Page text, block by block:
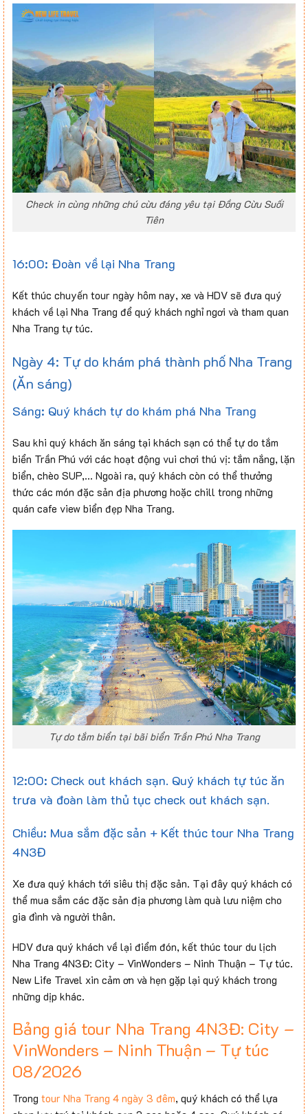
Check in cùng những chú cừu đáng yêu tại Đồng Cừu Suối
Tiên
16:00: Đoàn về lại Nha Trang
Kết thúc chuyến tour ngày hôm nay, xe và HDV sẽ đưa quý
khách về lại Nha Trang để quý khách nghỉ ngơi và tham quan
Nha Trang tự túc.
Ngày 4: Tự do khám phá thành phố Nha Trang
(Ăn sáng)
Sáng: Quý khách tự do khám phá Nha Trang
Sau khi quý khách ăn sáng tại khách sạn có thể tự do tắm
biển Trần Phú với các hoạt động vui chơi thú vị: tắm nắng, lặn
biển, chèo SUP,… Ngoài ra, quý khách còn có thể thưởng
thức các món đặc sản địa phương hoặc chill trong những
quán cafe view biển đẹp Nha Trang.
Tự do tắm biển tại bãi biển Trần Phú Nha Trang
12:00: Check out khách sạn. Quý khách tự túc ăn
trưa và đoàn làm thủ tục check out khách sạn.
Chiều: Mua sắm đặc sản + Kết thúc tour Nha Trang
4N3Đ
Xe đưa quý khách tới siêu thị đặc sản. Tại đây quý khách có
thể mua sắm các đặc sản địa phương làm quà lưu niệm cho
gia đình và người thân.
HDV đưa quý khách về lại điểm đón, kết thúc tour du lịch
Nha Trang 4N3Đ: City – VinWonders – Ninh Thuận – Tự túc.
New Life Travel xin cảm ơn và hẹn gặp lại quý khách trong
những dịp khác.
Bảng giá tour Nha Trang 4N3Đ: City –
VinWonders – Ninh Thuận – Tự túc
08/2026
Trong tour Nha Trang 4 ngày 3 đêm, quý khách có thể lựa